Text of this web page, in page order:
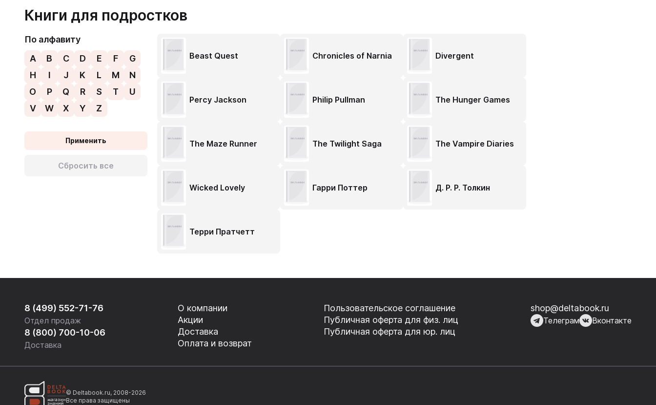
Книги для подростков
По алфавиту
A
B C D E F
G
H
I J K L M
N
O
P Q R S T
U
V
W X Y Z
Применить
Сбросить все
Beast Quest Chronicles of Narnia Divergent
Percy Jackson Philip Pullman The Hunger Games
The Maze Runner The Twilight Saga The Vampire Diaries
Wicked Lovely Гарри Поттер Д. Р. Р. Толкин
Терри Пратчетт
8 (499) 552-71-76
Отдел продаж
8 (800) 700-10-06
Доставка
О компании
Акции
Доставка
Оплата и возврат
Пользовательское соглашение
Публичная оферта для физ. лиц
Публичная оферта для юр. лиц
shop@deltabook.ru
Телеграм Вконтакте
© Deltabook.ru, 2008-2026
Все права защищены